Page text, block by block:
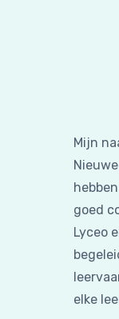
Mijn
goed
Lyceo
elke